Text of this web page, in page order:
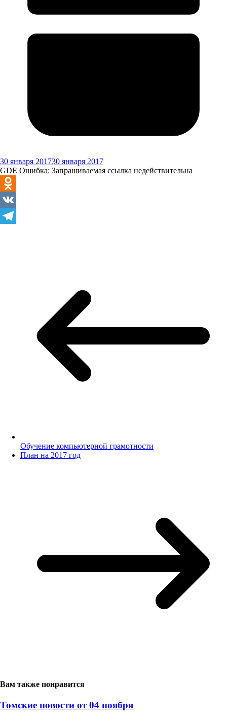
30 января 201730 января 2017
GDE Ошибка: Запрашиваемая ссылка недействительна
Odnoklassniki
VK
Обучение компьютерной грамотности
План на 2017 год
Вам также понравится
Томские новости от 04 ноября